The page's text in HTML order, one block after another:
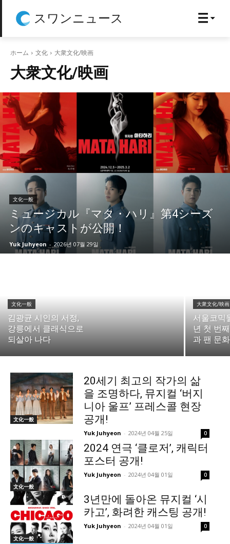
スワンニュース
ホーム 文化 大衆文化/映画
大衆文化/映画
文化一般
ミュージカル『マタ・ハリ』第4シーズ
ンのキャストが公開！
Yuk Juhyeon - 2026년 07월 29일
文化一般
김광균 시인의 서정,
강릉에서 클래식으로
되살아 나다
大衆文化/映画
서울코믹
년 첫 번
과 팬 문
文化一般
20세기 최고의 작가의 삶
을 조명하다, 뮤지컬 ‘버지
니아 울프’ 프레스콜 현장
공개!
Yuk Juhyeon - 2024년 04월 25일 0
文化一般
2024 연극 ‘클로저’, 캐릭터
포스터 공개!
Yuk Juhyeon - 2024년 04월 01일 0
文化一般
3년만에 돌아온 뮤지컬 ‘시
카고’, 화려한 캐스팅 공개!
Yuk Juhyeon - 2024년 04월 01일 0